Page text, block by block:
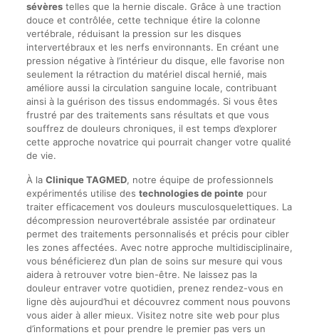
sévèrestelles que la hernie discale. Grâce à une traction
douce et contrôlée, cette technique étire la colonne
vertébrale, réduisant la pression sur les disques
intervertébraux et les nerfs environnants. En créant une
pression négative à l’intérieur du disque, elle favorise non
seulement la rétraction du matériel discal hernié, mais
améliore aussi la circulation sanguine locale, contribuant
ainsi à la guérison des tissus endommagés. Si vous êtes
frustré par des traitements sans résultats et que vous
souffrez de douleurs chroniques, il est temps d’explorer
cette approche novatrice qui pourrait changer votre qualité
de vie.
À la Clinique TAGMED, notre équipe de professionnels
expérimentés utilise des technologies de pointepour
traiter efficacement vos douleurs musculosquelettiques. La
décompression neurovertébrale assistée par ordinateur
permet des traitements personnalisés et précis pour cibler
les zones affectées. Avec notre approche multidisciplinaire,
vous bénéficierez d’un plan de soins sur mesure qui vous
aidera à retrouver votre bien-être. Ne laissez pas la
douleur entraver votre quotidien, prenez rendez-vous en
ligne dès aujourd’hui et découvrez comment nous pouvons
vous aider à aller mieux. Visitez notre site web pour plus
d’informations et pour prendre le premier pas vers un